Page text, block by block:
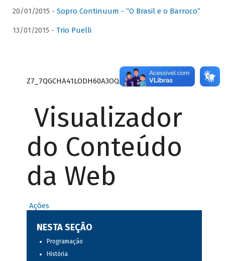
20/01/2015 - Sopro Continuum - “O Brasil e o Barroco”
13/01/2015 - Trio Puelli
Z7_7QGCHA41LODH60A3OQA8RN1415
Visualizador
do Conteúdo
da Web
Ações
NESTA SEÇÃO
Programação
História